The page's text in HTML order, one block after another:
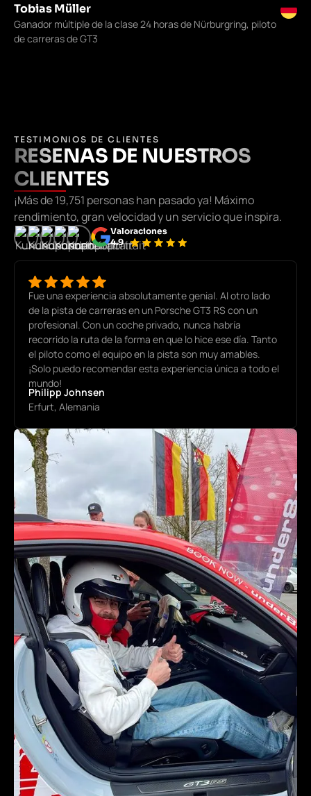
Tobias Müller
Ganador múltiple de la clase 24 horas de Nürburgring, piloto
de carreras de GT3
TESTIMONIOS DE CLIENTES
RESENAS DE NUESTROS
CLIENTES
¡Más de 19,751 personas han pasado ya! Máximo
rendimiento, gran velocidad y un servicio que inspira.
Valoraciones
4.9
Fue una experiencia absolutamente genial. Al otro lado
de la pista de carreras en un Porsche GT3 RS con un
profesional. Con un coche privado, nunca habría
recorrido la ruta de la forma en que lo hice ese día. Tanto
el piloto como el equipo en la pista son muy amables.
¡Solo puedo recomendar esta experiencia única a todo el
mundo!
Philipp Johnsen
Erfurt, Alemania